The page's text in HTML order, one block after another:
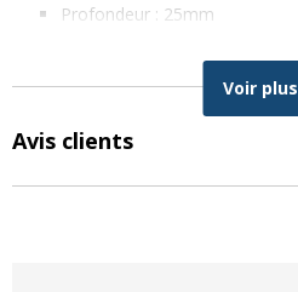
Profondeur : 25mm
Voir plus
Avis clients